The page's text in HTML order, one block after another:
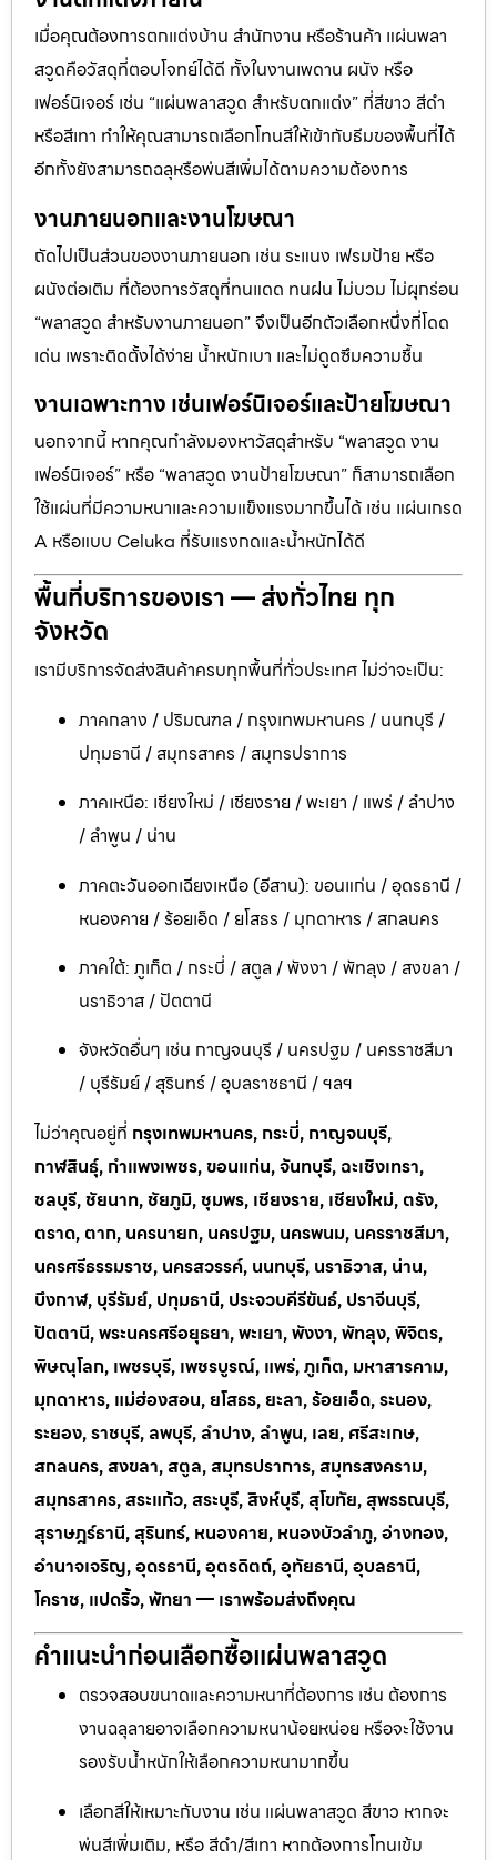
เมื่อคุณต้องการตกแต่งบ้าน สำนักงาน หรือร้านค้า แผ่นพลา
สวูดคือวัสดุที่ตอบโจทย์ได้ดี ทั้งในงานเพดาน ผนัง หรือ
เฟอร์นิเจอร์ เช่น “แผ่นพลาสวูด สำหรับตกแต่ง” ที่สีขาว สีดำ
หรือสีเทา ทำให้คุณสามารถเลือกโทนสีให้เข้ากับธีมของพื้นที่ได้
อีกทั้งยังสามารถฉลุหรือพ่นสีเพิ่มได้ตามความต้องการ
งานภายนอกและงานโฆษณา
ถัดไปเป็นส่วนของงานภายนอก เช่น ระแนง เฟรมป้าย หรือ
ผนังต่อเติม ที่ต้องการวัสดุที่ทนแดด ทนฝน ไม่บวม ไม่ผุกร่อน
“พลาสวูด สำหรับงานภายนอก” จึงเป็นอีกตัวเลือกหนึ่งที่โดด
เด่น เพราะติดตั้งได้ง่าย น้ำหนักเบา และไม่ดูดซึมความชื้น
งานเฉพาะทาง เช่นเฟอร์นิเจอร์และป้ายโฆษณา
นอกจากนี้ หากคุณกำลังมองหาวัสดุสำหรับ “พลาสวูด งาน
เฟอร์นิเจอร์” หรือ “พลาสวูด งานป้ายโฆษณา” ก็สามารถเลือก
ใช้แผ่นที่มีความหนาและความแข็งแรงมากขึ้นได้ เช่น แผ่นเกรด
A หรือแบบ Celuka ที่รับแรงกดและน้ำหนักได้ดี
พื้นที่บริการของเรา — ส่งทั่วไทย ทุก
จังหวัด
เรามีบริการจัดส่งสินค้าครบทุกพื้นที่ทั่วประเทศ ไม่ว่าจะเป็น:
ภาคกลาง / ปริมณฑล / กรุงเทพมหานคร / นนทบุรี /
ปทุมธานี / สมุทรสาคร / สมุทรปราการ
ภาคเหนือ: เชียงใหม่ / เชียงราย / พะเยา / แพร่ / ลำปาง
/ ลำพูน / น่าน
ภาคตะวันออกเฉียงเหนือ (อีสาน): ขอนแก่น / อุดรธานี /
หนองคาย / ร้อยเอ็ด / ยโสธร / มุกดาหาร / สกลนคร
ภาคใต้: ภูเก็ต / กระบี่ / สตูล / พังงา / พัทลุง / สงขลา /
นราธิวาส / ปัตตานี
จังหวัดอื่นๆ เช่น กาญจนบุรี / นครปฐม / นครราชสีมา
/ บุรีรัมย์ / สุรินทร์ / อุบลราชธานี / ฯลฯ
ไม่ว่าคุณอยู่ที่ กรุงเทพมหานคร, กระบี่, กาญจนบุรี,
กาฬสินธุ์, กำแพงเพชร, ขอนแก่น, จันทบุรี, ฉะเชิงเทรา,
ชลบุรี, ชัยนาท, ชัยภูมิ, ชุมพร, เชียงราย, เชียงใหม่, ตรัง,
ตราด, ตาก, นครนายก, นครปฐม, นครพนม, นครราชสีมา,
นครศรีธรรมราช, นครสวรรค์, นนทบุรี, นราธิวาส, น่าน,
บึงกาฬ, บุรีรัมย์, ปทุมธานี, ประจวบคีรีขันธ์, ปราจีนบุรี,
ปัตตานี, พระนครศรีอยุธยา, พะเยา, พังงา, พัทลุง, พิจิตร,
พิษณุโลก, เพชรบุรี, เพชรบูรณ์, แพร่, ภูเก็ต, มหาสารคาม,
มุกดาหาร, แม่ฮ่องสอน, ยโสธร, ยะลา, ร้อยเอ็ด, ระนอง,
ระยอง, ราชบุรี, ลพบุรี, ลำปาง, ลำพูน, เลย, ศรีสะเกษ,
สกลนคร, สงขลา, สตูล, สมุทรปราการ, สมุทรสงคราม,
สมุทรสาคร, สระแก้ว, สระบุรี, สิงห์บุรี, สุโขทัย, สุพรรณบุรี,
สุราษฎร์ธานี, สุรินทร์, หนองคาย, หนองบัวลำภู, อ่างทอง,
อำนาจเจริญ, อุดรธานี, อุตรดิตถ์, อุทัยธานี, อุบลธานี,
โคราช, แปดริ้ว, พัทยา — เราพร้อมส่งถึงคุณ
คำแนะนำก่อนเลือกซื้อแผ่นพลาสวูด
ตรวจสอบขนาดและความหนาที่ต้องการ เช่น ต้องการ
งานฉลุลายอาจเลือกความหนาน้อยหน่อย หรือจะใช้งาน
รองรับน้ำหนักให้เลือกความหนามากขึ้น
เลือกสีให้เหมาะกับงาน เช่น แผ่นพลาสวูด สีขาว หากจะ
พ่นสีเพิ่มเติม, หรือ สีดำ/สีเทา หากต้องการโทนเข้ม